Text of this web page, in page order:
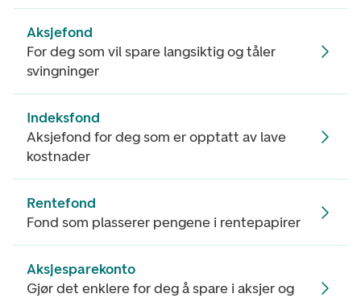
Aksjefond
For deg som vil spare langsiktig og tåler
svingninger
Indeksfond
Aksjefond for deg som er opptatt av lave
kostnader
Rentefond
Fond som plasserer pengene i rentepapirer
Aksjesparekonto
Gjør det enklere for deg å spare i aksjer og